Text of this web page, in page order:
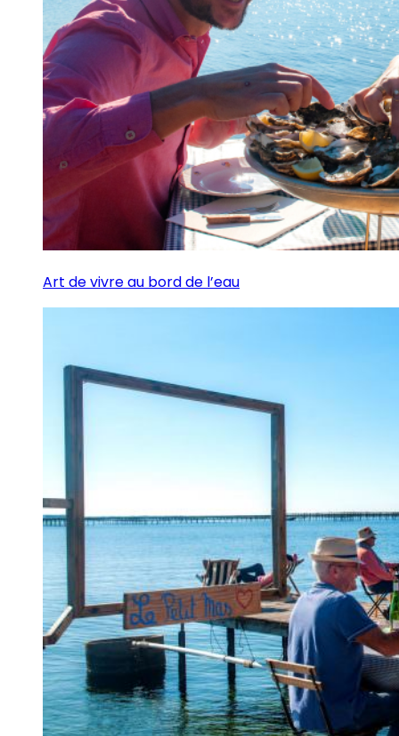
Art de vivre au bord de l’eau